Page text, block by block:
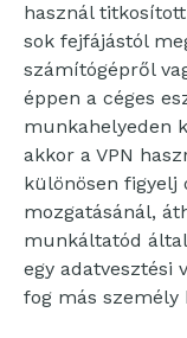
használ
sok fejfájástól
számítógépről
éppen a céges
munkahelyeden
akkor a VPN
különösen figyelj
mozgatásánál,
munkáltatód
egy adatvesztési
fog más személy